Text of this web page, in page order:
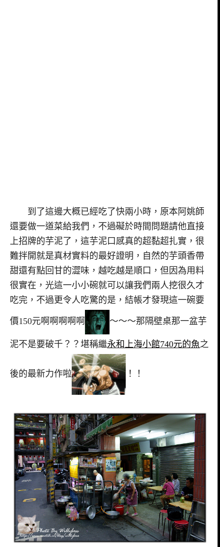
到了這邊大概已經吃了快兩小時，原本阿姚師
還要做一道菜給我們，不過礙於時間問題請他直接
上招牌的芋泥了，這芋泥口感真的超黏超扎實，很
難拌開就是真材實料的最好證明，自然的芋頭香帶
甜還有點回甘的澀味，越吃越是順口，但因為用料
很實在，光這一小小碗就可以讓我們兩人挖很久才
吃完，不過更令人吃驚的是，結帳才發現這一碗要
價150元啊啊啊啊啊 ～～～那隔壁桌那一盆芋
泥不是要破千？？堪稱繼永和上海小館740元的魚之
後的最新力作啦 ！！